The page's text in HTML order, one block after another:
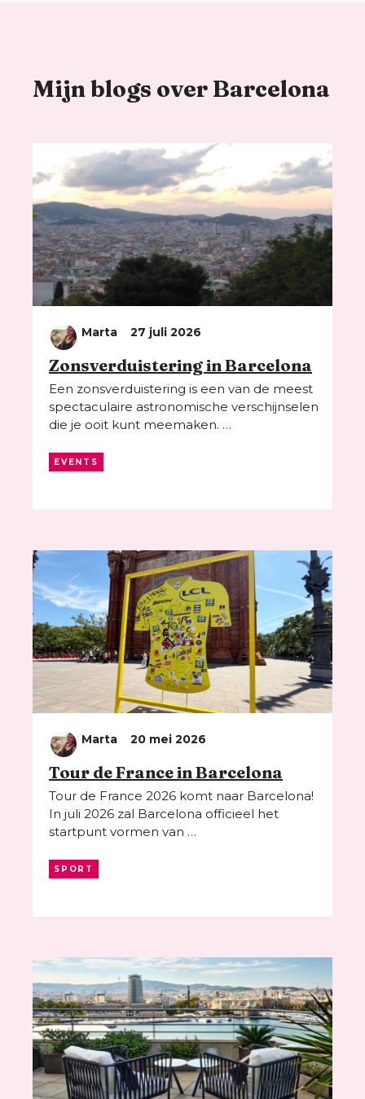
Mijn blogs over Barcelona
Marta 27 juli 2026
Zonsverduistering in Barcelona
Een zonsverduistering is een van de meest
spectaculaire astronomische verschijnselen
die je ooit kunt meemaken. …
EVENTS
Marta 20 mei 2026
Tour de France in Barcelona
Tour de France 2026 komt naar Barcelona!
In juli 2026 zal Barcelona officieel het
startpunt vormen van …
SPORT